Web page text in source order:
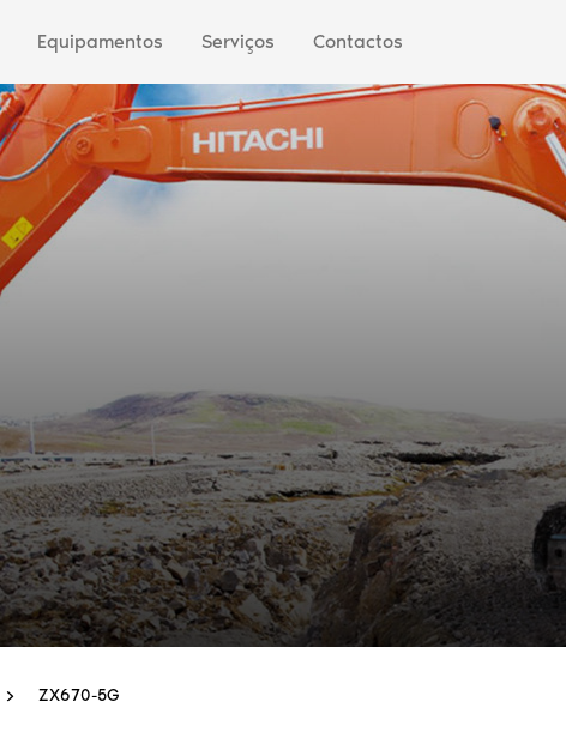
Equipamentos Serviços Contactos
ZX670-5G